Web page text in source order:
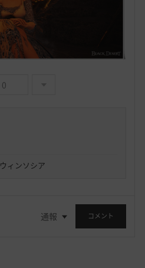
0
ウィンソシア
通報 コメント